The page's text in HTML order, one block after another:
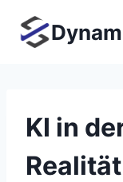
Inhalt
springen
KI in
Realität